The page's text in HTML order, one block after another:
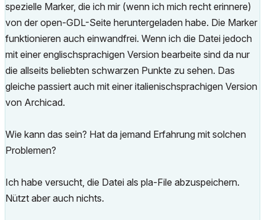
spezielle Marker, die ich mir (wenn ich mich recht erinnere)
von der open-GDL-Seite heruntergeladen habe. Die Marker
funktionieren auch einwandfrei. Wenn ich die Datei jedoch
mit einer englischsprachigen Version bearbeite sind da nur
die allseits beliebten schwarzen Punkte zu sehen. Das
gleiche passiert auch mit einer italienischsprachigen Version
von Archicad.
Wie kann das sein? Hat da jemand Erfahrung mit solchen
Problemen?
Ich habe versucht, die Datei als pla-File abzuspeichern.
Nützt aber auch nichts.